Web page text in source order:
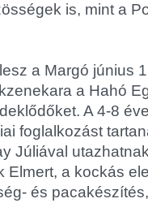
is, mint a
a Margó június
a Hahó
A 4-8
foglalkozást
Júliával
Elmert, a kockás
és